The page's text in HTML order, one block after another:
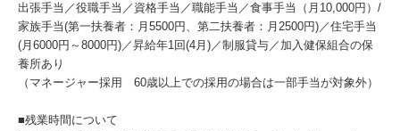
出張手当／役職手当／資格手当／職能手当／食事手当（月10,000円）/
家族手当(第一扶養者：月5500円、第二扶養者：月2500円)／住宅手当
(月6000円～8000円)／昇給年1回(4月)／制服貸与／加入健保組合の保
養所あり
（マネージャー採用 60歳以上での採用の場合は一部手当が対象外）
■残業時間について